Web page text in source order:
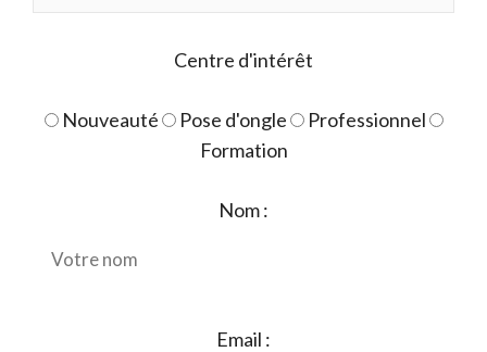
Centre d'intérêt
Nouveauté Pose d'ongle
Professionnel
Formation
Nom :
Email :